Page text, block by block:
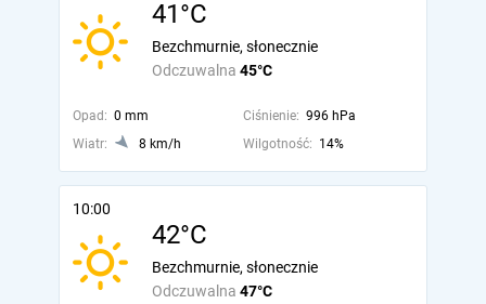
41°C
Odczuwalna 45°C
Bezchmurnie, słonecznie
Opad: 0 mm Ciśnienie: 996 hPa
Wiatr:
8 km/h Wilgotność: 14%
10:00
42°C
Odczuwalna 47°C
Bezchmurnie, słonecznie